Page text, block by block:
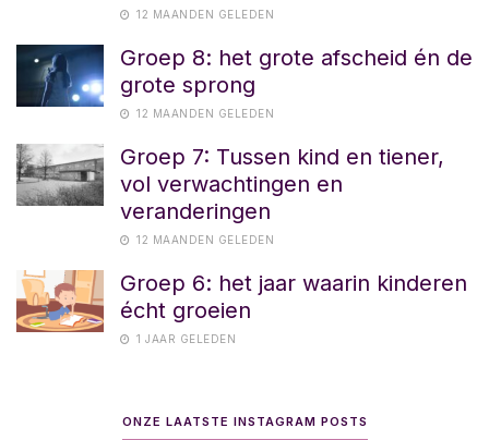
12 MAANDEN GELEDEN
Groep 8: het grote afscheid én de
grote sprong
12 MAANDEN GELEDEN
Groep 7: Tussen kind en tiener,
vol verwachtingen en
veranderingen
12 MAANDEN GELEDEN
Groep 6: het jaar waarin kinderen
écht groeien
1 JAAR GELEDEN
ONZE LAATSTE INSTAGRAM POSTS